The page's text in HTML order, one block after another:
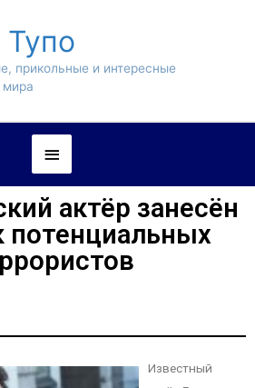
Тупо
прикольные и интересные
мира
актёр занесён
потенциальных
Известный